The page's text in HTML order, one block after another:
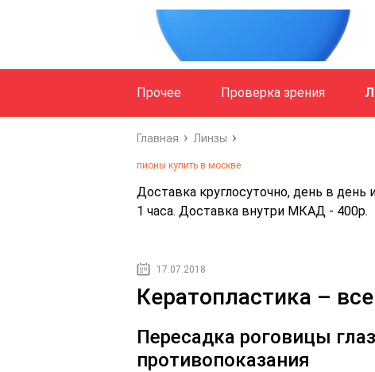
Прочее Проверка зрения
Главная Линзы
пионы купить в москве
Доставка круглосуточно, день в день
1 часа. Доставка внутри МКАД - 400р.
17.07.2018
Кератопластика –
Пересадка роговицы
противопоказания